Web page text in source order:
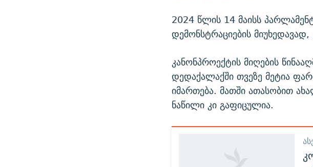
2024 წლის 14 მაისს
დემონსტრაციების მიუხედავად,
კანონპროექტის მიღების
დედაქალაქში თვეზე მეტია
იმართება. მათში ათასობით
ნაწილი კი გაფიცულია.